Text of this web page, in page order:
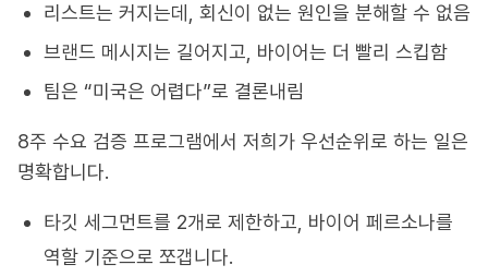
리스트는 커지는데, 회신이 없는 원인을 분해할 수 없음
브랜드 메시지는 길어지고, 바이어는 더 빨리 스킵함
팀은 “미국은 어렵다”로 결론내림
8주 수요 검증 프로그램에서 저희가 우선순위로 하는 일은
명확합니다.
타깃 세그먼트를 2개로 제한하고, 바이어 페르소나를
역할 기준으로 쪼갭니다.